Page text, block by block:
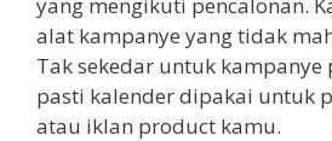
alat kampanye yang tidak
Tak sekedar untuk
pasti kalender dipakai untuk
atau iklan product kamu.